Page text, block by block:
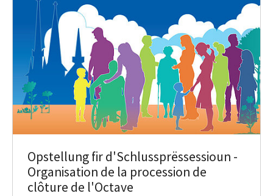
Opstellung fir d'Schlussprëssessioun -
Organisation de la procession de
clôture de l'Octave